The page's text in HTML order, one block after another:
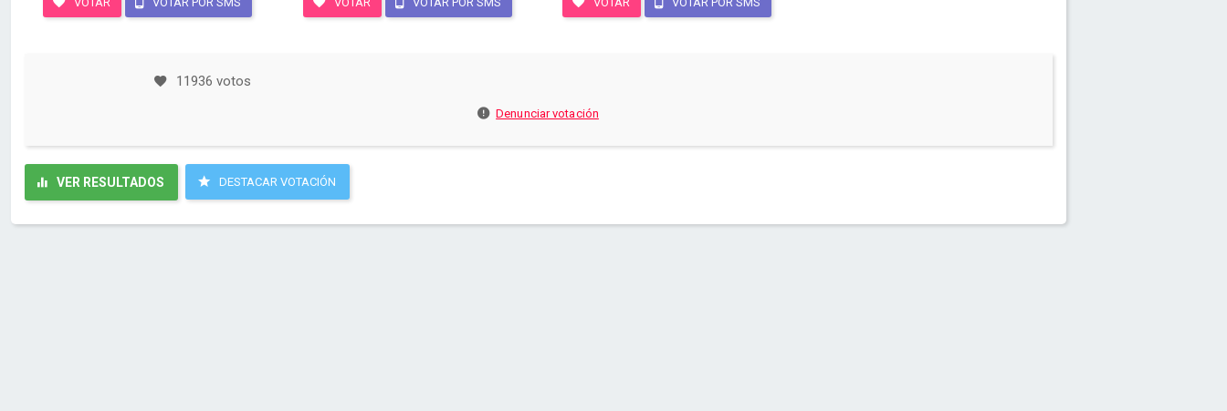
11936 votos
Denunciar votación
VER RESULTADOS DESTACAR VOTACIÓN